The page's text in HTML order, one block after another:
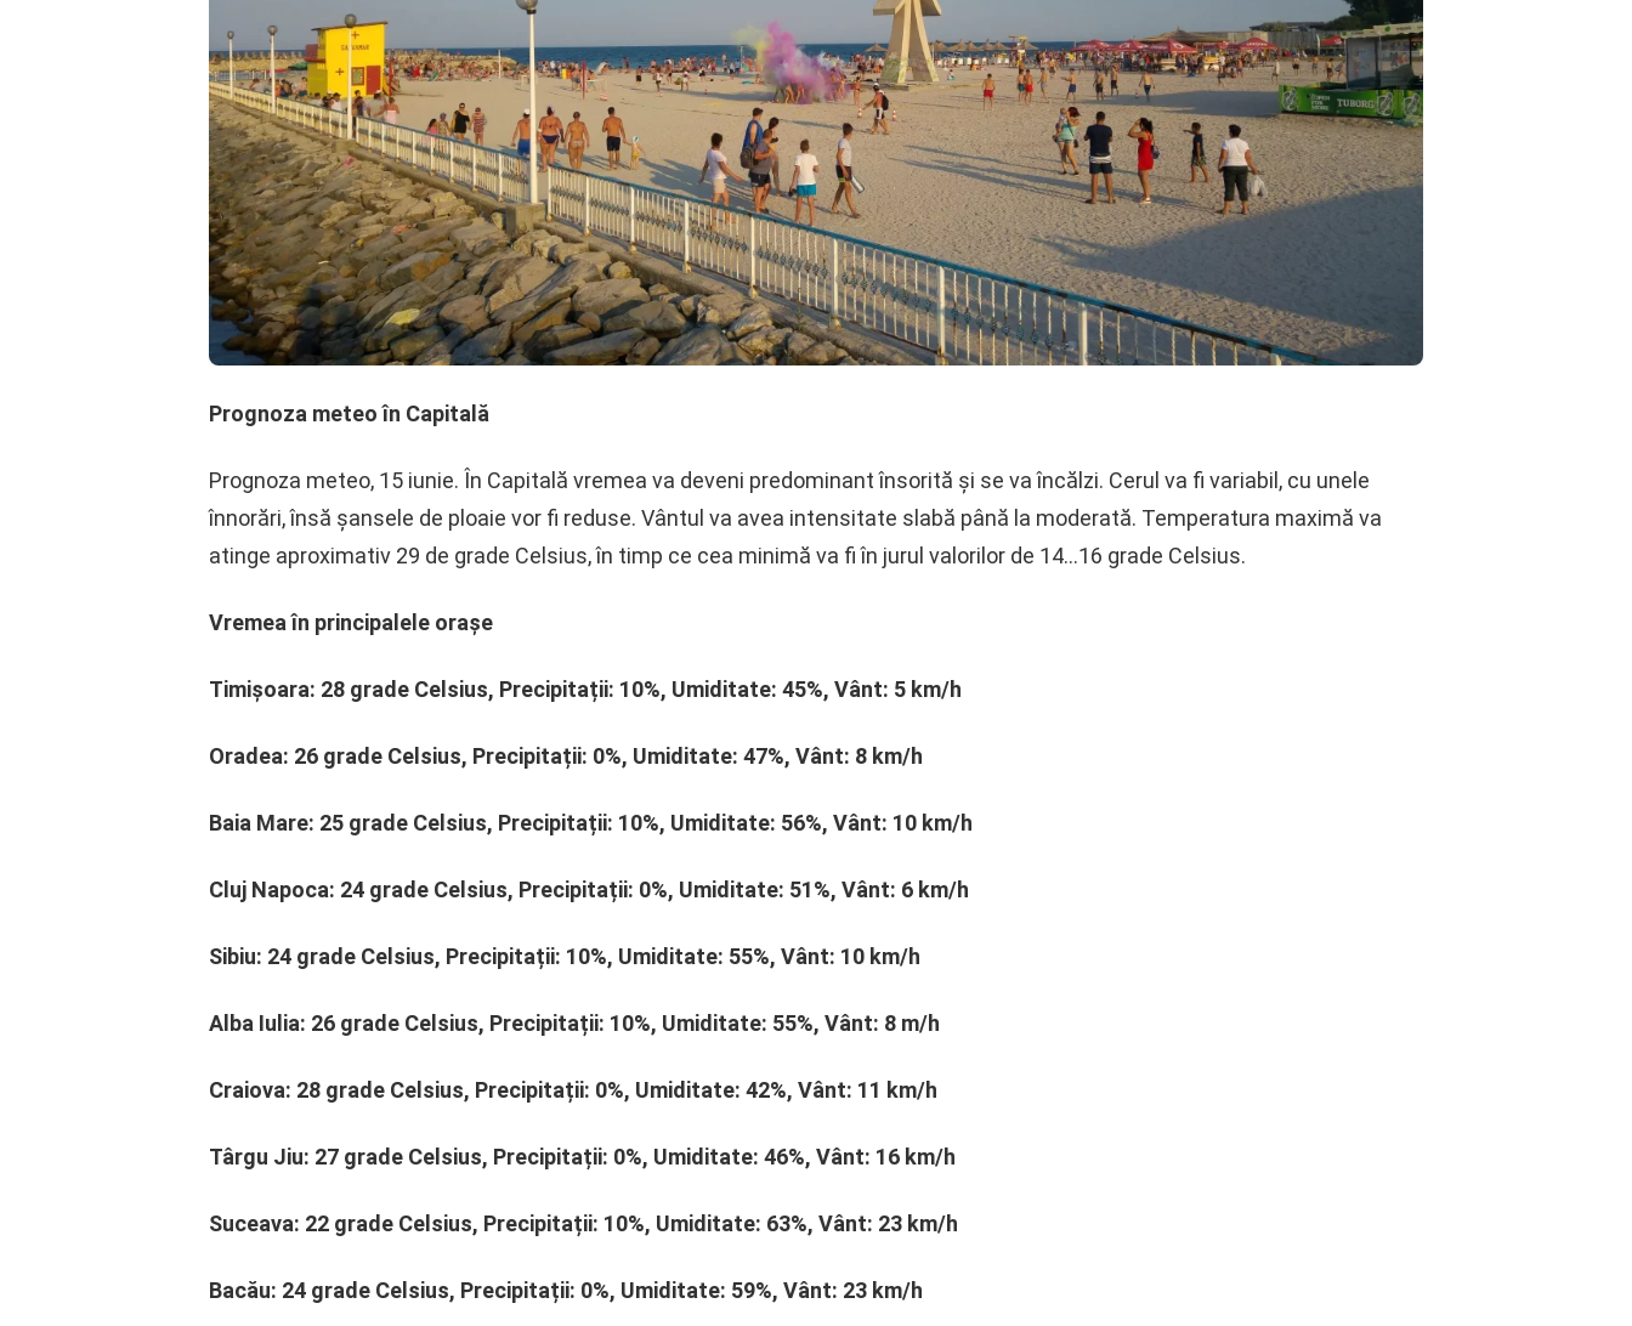
Prognoza meteo în Capitală
Prognoza meteo, 15 iunie. În Capitală vremea va deveni predominant însorită și se va încălzi. Cerul va fi variabil, cu unele
înnorări, însă șansele de ploaie vor fi reduse. Vântul va avea intensitate slabă până la moderată. Temperatura maximă va
atinge aproximativ 29 de grade Celsius, în timp ce cea minimă va fi în jurul valorilor de 14…16 grade Celsius.
Vremea în principalele orașe
Timișoara: 28 grade Celsius, Precipitații: 10%, Umiditate: 45%, Vânt: 5 km/h
Oradea: 26 grade Celsius, Precipitații: 0%, Umiditate: 47%, Vânt: 8 km/h
Baia Mare: 25 grade Celsius, Precipitații: 10%, Umiditate: 56%, Vânt: 10 km/h
Cluj Napoca: 24 grade Celsius, Precipitații: 0%, Umiditate: 51%, Vânt: 6 km/h
Sibiu: 24 grade Celsius, Precipitații: 10%, Umiditate: 55%, Vânt: 10 km/h
Alba Iulia: 26 grade Celsius, Precipitații: 10%, Umiditate: 55%, Vânt: 8 m/h
Craiova: 28 grade Celsius, Precipitații: 0%, Umiditate: 42%, Vânt: 11 km/h
Târgu Jiu: 27 grade Celsius, Precipitații: 0%, Umiditate: 46%, Vânt: 16 km/h
Suceava: 22 grade Celsius, Precipitații: 10%, Umiditate: 63%, Vânt: 23 km/h
Bacău: 24 grade Celsius, Precipitații: 0%, Umiditate: 59%, Vânt: 23 km/h